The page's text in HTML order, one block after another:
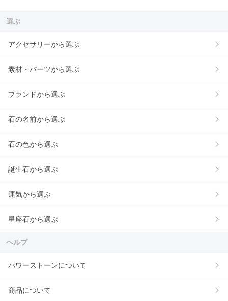
選ぶ
アクセサリーから選ぶ
素材・パーツから選ぶ
ブランドから選ぶ
石の名前から選ぶ
石の色から選ぶ
誕生石から選ぶ
運気から選ぶ
星座石から選ぶ
ヘルプ
パワーストーンについて
商品について